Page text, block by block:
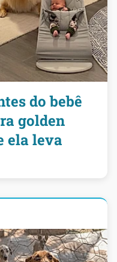
do bebê
golden
ela leva